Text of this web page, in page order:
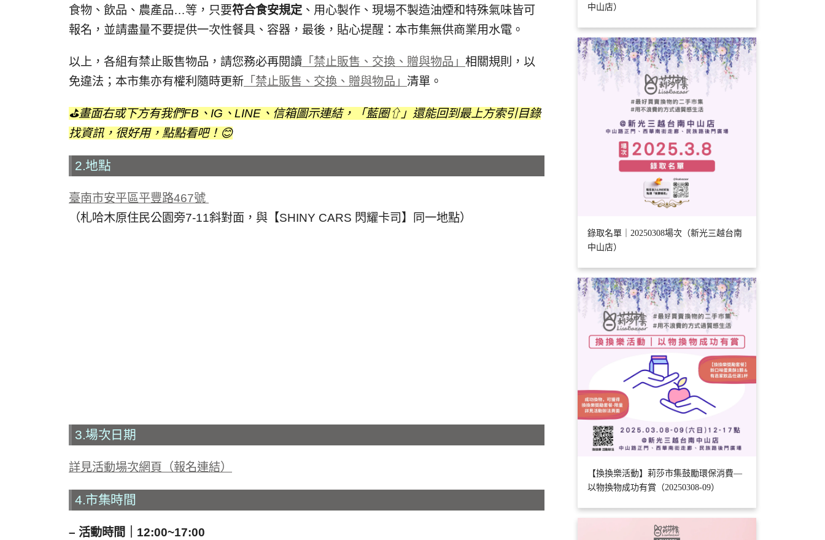
食物、飲品、農產品…等，只要符合食安規定 、用心製作、現場不製造油煙和特殊氣味皆可
報名，並請盡量不要提供一次性餐具、容器，最後，貼心提醒：本市集無供商業用水電。
以上，各組有禁止販售物品，請您務必再閱讀 「禁止販售、交換、贈與物品」 相關規則，以
免違法；本市集亦有權利隨時更新 「禁止販售、交換、贈與物品」 清單。
⛳️畫面右或下方有我們FB、IG、LINE、信箱圖示連結，「藍圈⇧」還能回到最上方索引目錄
找資訊，很好用，點點看吧！😊
2.地點
臺南市安平區平豐路467號
（札哈木原住民公園旁7-11斜對面，與【SHINY CARS 閃耀卡司】同一地點）
3.場次日期
詳見活動場次網頁（報名連結）
4.市集時間
– 活動時間｜12:00~17:00
中山店）
錄取名單｜20250308場次（新光三越台南
中山店）
【換換樂活動】莉莎市集鼓勵環保消費—
以物換物成功有賞（20250308-09）